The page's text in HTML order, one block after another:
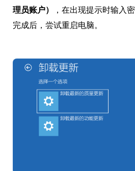
理员账户）
，在出现提示时输入
完成后，尝试重启电脑。